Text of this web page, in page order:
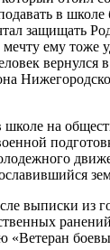
в
защищать
ему тоже
вернулся
школе на
выписки из
«Ветеран